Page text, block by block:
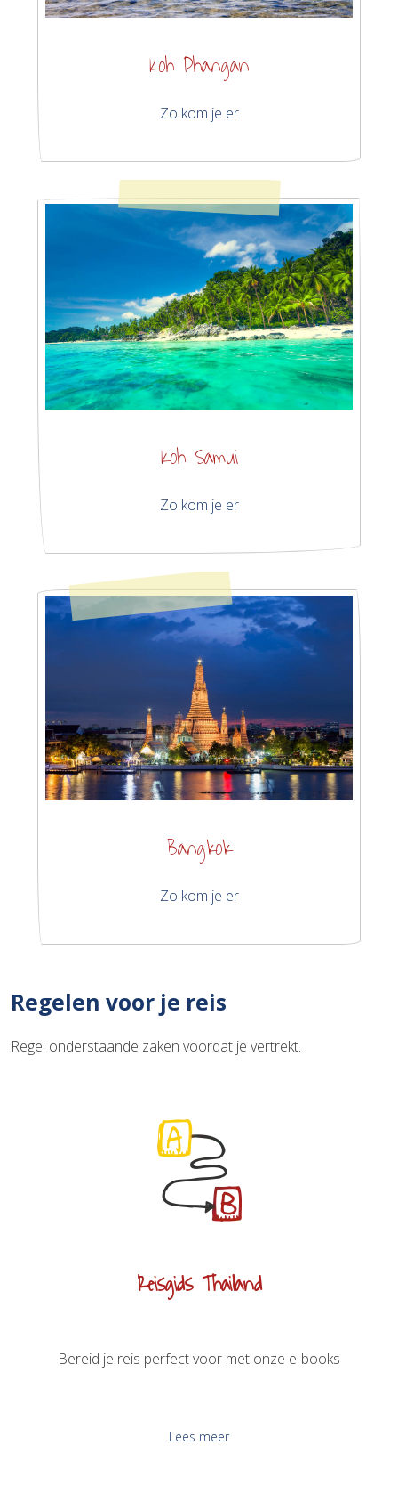
Koh Phangan
Zo kom je er
Koh Samui
Zo kom je er
Bangkok
Zo kom je er
Regelen voor je reis
Regel onderstaande zaken voordat je vertrekt.
Reisgids Thailand
Bereid je reis perfect voor met onze e-books
Lees meer